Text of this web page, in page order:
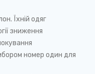
Їхній одяг
зниження
номер один для